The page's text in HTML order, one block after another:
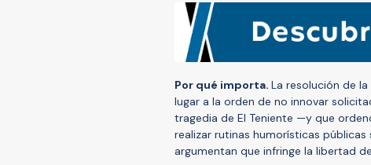
Por qué importa. La resolución de
lugar a la orden de no innovar
tragedia de El Teniente —y que
realizar rutinas humorísticas
argumentan que infringe la libertad